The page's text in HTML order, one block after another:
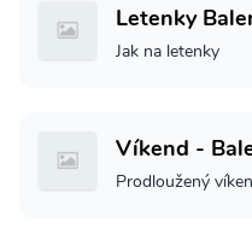
Letenky
Jak na letenky
Víkend -
Prodloužený